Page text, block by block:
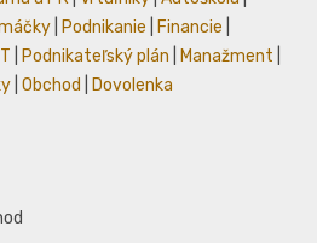
Podnikanie Financie
Podnikateľský plán Manažment
Obchod Dovolenka